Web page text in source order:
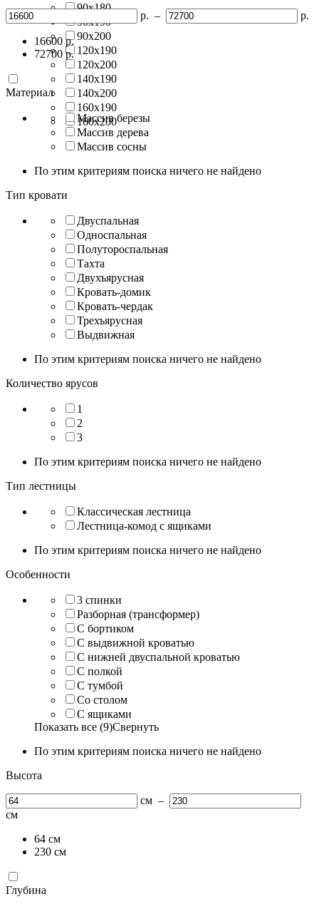
90х180
90х190
90х200
120х190
120х200
140х190
140х200
160х190
160х200
р. – р.
16600 р.
72700 р.
Материал
Массив березы
Массив дерева
Массив сосны
По этим критериям поиска ничего не найдено
Тип кровати
Двуспальная
Односпальная
Полутороспальная
Тахта
Двухъярусная
Кровать-домик
Кровать-чердак
Трехъярусная
Выдвижная
По этим критериям поиска ничего не найдено
Количество ярусов
1
2
3
По этим критериям поиска ничего не найдено
Тип лестницы
Классическая лестница
Лестница-комод с ящиками
По этим критериям поиска ничего не найдено
Особенности
3 спинки
Разборная (трансформер)
С бортиком
С выдвижной кроватью
С нижней двуспальной кроватью
С полкой
С тумбой
Со столом
С ящиками
Показать все (9)Свернуть
По этим критериям поиска ничего не найдено
Высота
см –
см
64 см
230 см
Глубина